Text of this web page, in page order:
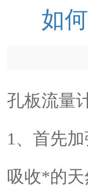
如
孔板流量
1、首先
吸收*的